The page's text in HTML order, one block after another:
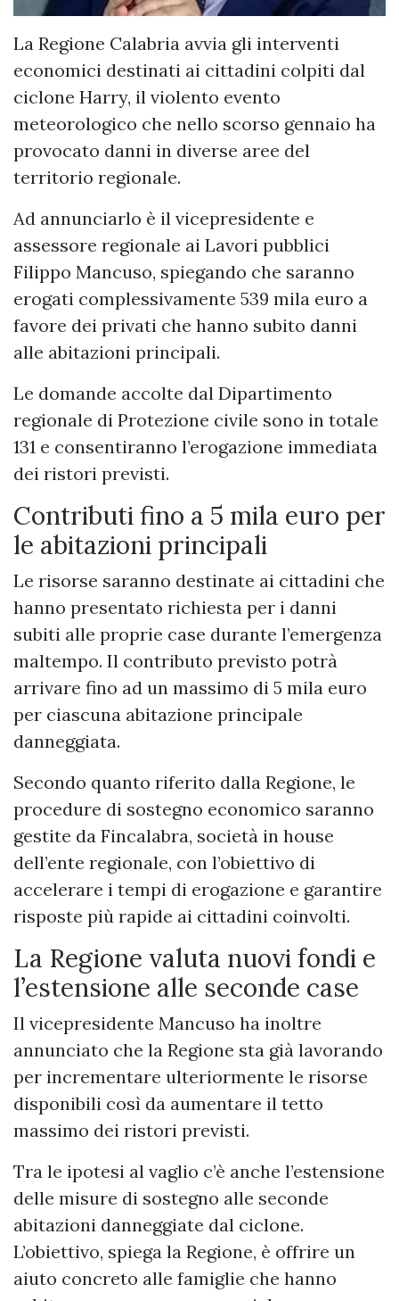
La Regione Calabria avvia gli interventi
economici destinati ai cittadini colpiti dal
ciclone Harry, il violento evento
meteorologico che nello scorso gennaio ha
provocato danni in diverse aree del
territorio regionale.
Ad annunciarlo è il vicepresidente e
assessore regionale ai Lavori pubblici
Filippo Mancuso, spiegando che saranno
erogati complessivamente 539 mila euro a
favore dei privati che hanno subito danni
alle abitazioni principali.
Le domande accolte dal Dipartimento
regionale di Protezione civile sono in totale
131 e consentiranno l’erogazione immediata
dei ristori previsti.
Contributi fino a 5 mila euro per
le abitazioni principali
Le risorse saranno destinate ai cittadini che
hanno presentato richiesta per i danni
subiti alle proprie case durante l’emergenza
maltempo. Il contributo previsto potrà
arrivare fino ad un massimo di 5 mila euro
per ciascuna abitazione principale
danneggiata.
Secondo quanto riferito dalla Regione, le
procedure di sostegno economico saranno
gestite da Fincalabra, società in house
dell’ente regionale, con l’obiettivo di
accelerare i tempi di erogazione e garantire
risposte più rapide ai cittadini coinvolti.
La Regione valuta nuovi fondi e
l’estensione alle seconde case
Il vicepresidente Mancuso ha inoltre
annunciato che la Regione sta già lavorando
per incrementare ulteriormente le risorse
disponibili così da aumentare il tetto
massimo dei ristori previsti.
Tra le ipotesi al vaglio c’è anche l’estensione
delle misure di sostegno alle seconde
abitazioni danneggiate dal ciclone.
L’obiettivo, spiega la Regione, è offrire un
aiuto concreto alle famiglie che hanno